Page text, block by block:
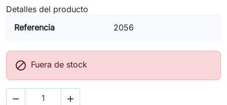
Detalles del producto
Referencia
2056
 Fuera de stock
 